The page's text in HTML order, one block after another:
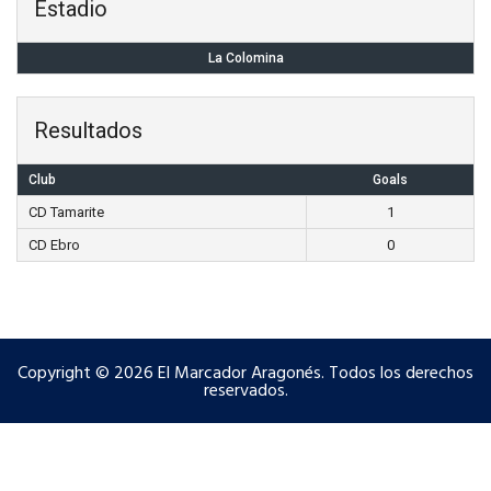
Estadio
La Colomina
Resultados
Club Goals
CD Tamarite
1
CD Ebro
0
Copyright © 2026 El Marcador Aragonés. Todos los derechos
reservados.